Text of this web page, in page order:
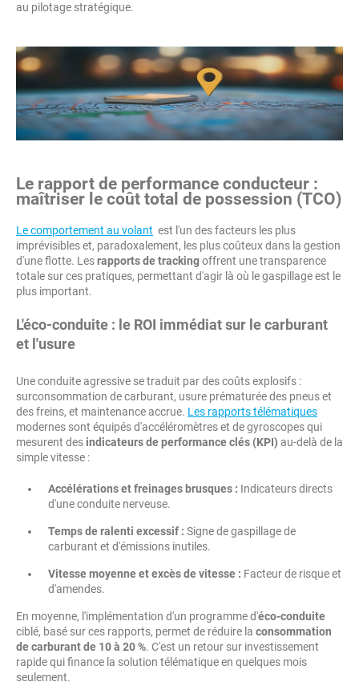
au pilotage stratégique.
Le rapport de performance conducteur :
maîtriser le coût total de possession (TCO)
Le comportement au volant est l'un des facteurs les plus
imprévisibles et, paradoxalement, les plus coûteux dans la gestion
d'une flotte. Lesrapports de trackingoffrent une transparence
totale sur ces pratiques, permettant d'agir là où le gaspillage est le
plus important.
L'éco-conduite : le ROI immédiat sur le carburant
et l'usure
Une conduite agressive se traduit par des coûts explosifs :
surconsommation de carburant, usure prématurée des pneus et
des freins, et maintenance accrue. Les rapports télématiques
modernes sont équipés d'accéléromètres et de gyroscopes qui
mesurent des indicateurs de performance clés (KPI) au-delà de la
simple vitesse :
Accélérations et freinages brusques : Indicateurs directs
d'une conduite nerveuse.
Temps de ralenti excessif : Signe de gaspillage de
carburant et d'émissions inutiles.
Vitesse moyenne et excès de vitesse : Facteur de risque et
d'amendes.
En moyenne, l'implémentation d'un programme d'éco-conduite
ciblé, basé sur ces rapports, permet de réduire la consommation
de carburant de 10 à 20 %. C'est un retour sur investissement
rapide qui finance la solution télématique en quelques mois
seulement.